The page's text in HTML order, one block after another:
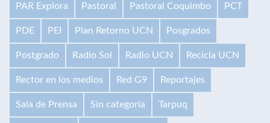
PAR Explora Pastoral Pastoral Coquimbo PCT
PDE PEI Plan Retorno UCN Posgrados
Postgrado Radio Sol Radio UCN Recicla UCN
Rector en los medios Red G9 Reportajes
Sala de Prensa Sin categoría Tarpuq